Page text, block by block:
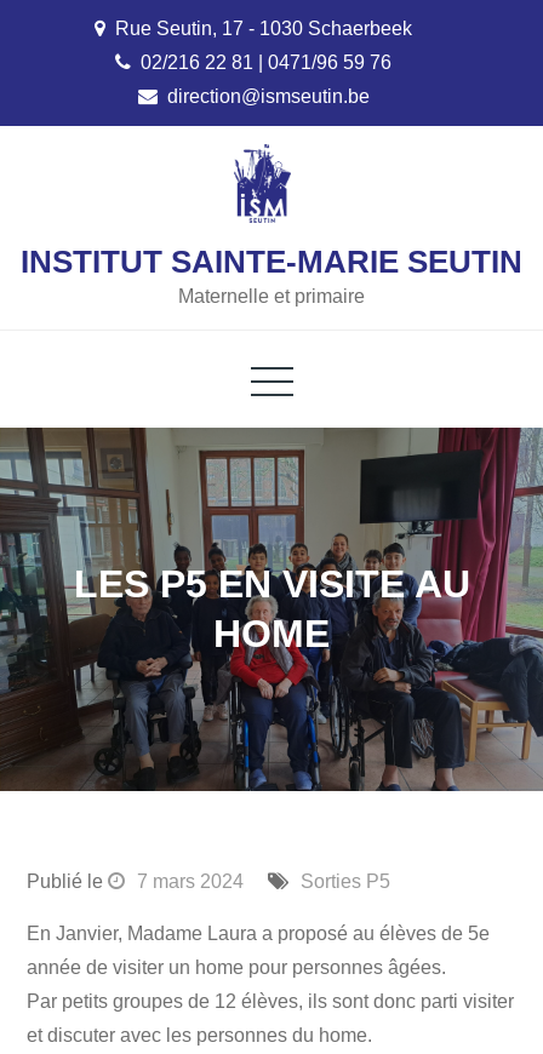
Rue Seutin, 17 - 1030 Schaerbeek
02/216 22 81 | 0471/96 59 76
direction@ismseutin.be
INSTITUT SAINTE-MARIE SEUTIN
Maternelle et primaire
LES P5 EN VISITE AU
HOME
Publié le 7 mars 2024 Sorties P5
En Janvier, Madame Laura a proposé au élèves de 5e
année de visiter un home pour personnes âgées.
Par petits groupes de 12 élèves, ils sont donc parti visiter
et discuter avec les personnes du home.